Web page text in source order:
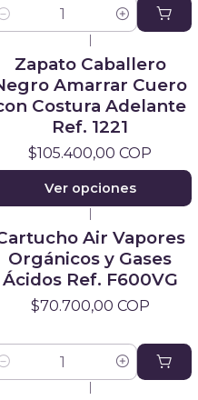
|
Zapato Caballero
Amarrar Cuero
Costura Adelante
Ref. 1221
$105.400,00 COP
Ver opciones
Air Vapores
Orgánicos y Gases
Ácidos Ref. F600VG
$70.700,00 COP